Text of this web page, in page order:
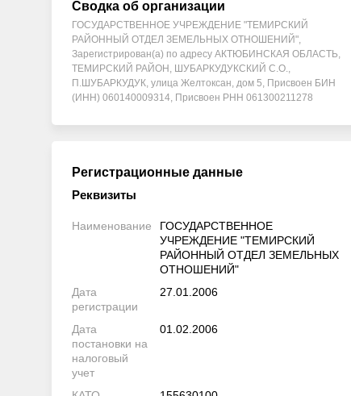
Сводка об организации
ГОСУДАРСТВЕННОЕ УЧРЕЖДЕНИЕ "ТЕМИРСКИЙ
РАЙОННЫЙ ОТДЕЛ ЗЕМЕЛЬНЫХ ОТНОШЕНИЙ",
Зарегистрирован(а) по адресу АКТЮБИНСКАЯ ОБЛАСТЬ,
ТЕМИРСКИЙ РАЙОН, ШУБАРКУДУКСКИЙ С.О.,
П.ШУБАРКУДУК, улица Желтоксан, дом 5, Присвоен БИН
(ИНН) 060140009314, Присвоен РНН 061300211278
Регистрационные данные
Реквизиты
Наименование
ГОСУДАРСТВЕННОЕ
УЧРЕЖДЕНИЕ "ТЕМИРСКИЙ
РАЙОННЫЙ ОТДЕЛ ЗЕМЕЛЬНЫХ
ОТНОШЕНИЙ"
Дата
регистрации
27.01.2006
Дата
постановки на
налоговый
учет
01.02.2006